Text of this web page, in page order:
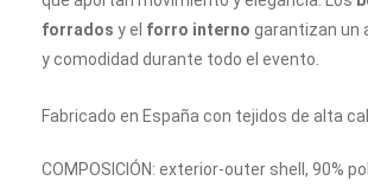
forrados y el forro interno garantizan un
y comodidad durante todo el evento.
Fabricado en España con tejidos de alta
COMPOSICIÓN: exterior-outer shell, 90%